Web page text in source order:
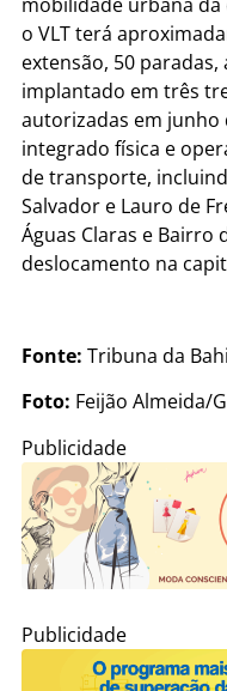
o VLT terá
extensão, 50 paradas,
implantado em três
autorizadas em junho
integrado física e
de transporte,
Salvador e Lauro de
Águas Claras e Bairro
deslocamento na
Fonte: Tribuna da
Foto: Feijão Almeida/
Publicidade
Publicidade